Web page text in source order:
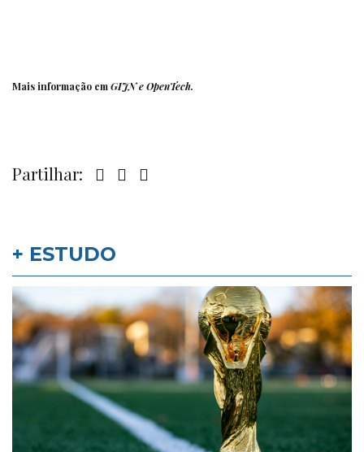
Mais informação emGIJNeOpenTech.
Partilhar:
+ ESTUDO